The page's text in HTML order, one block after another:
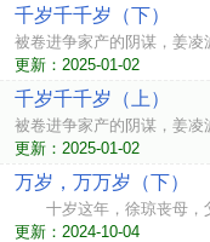
千岁千千岁（下）
被卷进争家产的阴谋，姜
更新：2025-01-02
千岁千千岁（上）
被卷进争家产的阴谋，姜
更新：2025-01-02
万岁，万万岁（下）
十岁这年，徐琼丧母，
更新：2024-10-04